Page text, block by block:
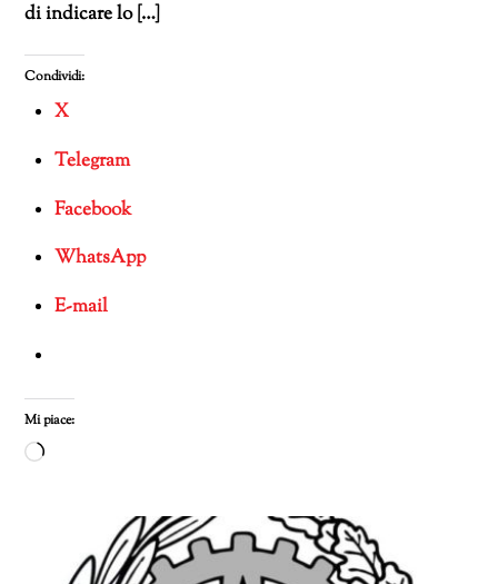
di indicare lo […]
Condividi:
X
Telegram
Facebook
WhatsApp
E-mail
Mi piace:
Caricamento